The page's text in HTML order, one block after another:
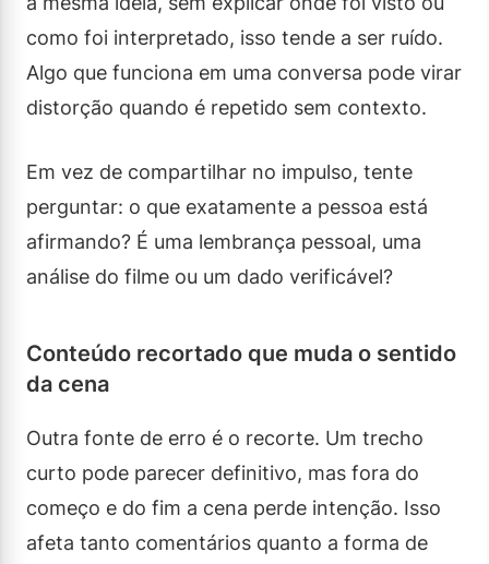
como foi interpretado, isso tende a ser ruído.
Algo que funciona em uma conversa pode virar
distorção quando é repetido sem contexto.
Em vez de compartilhar no impulso, tente
perguntar: o que exatamente a pessoa está
afirmando? É uma lembrança pessoal, uma
análise do filme ou um dado verificável?
Conteúdo recortado que muda o sentido
da cena
Outra fonte de erro é o recorte. Um trecho
curto pode parecer definitivo, mas fora do
começo e do fim a cena perde intenção. Isso
afeta tanto comentários quanto a forma de